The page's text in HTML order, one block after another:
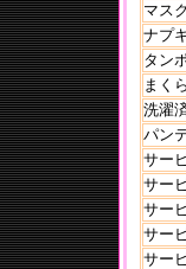
マス
ナプ
タン
まく
洗濯
パン
サー
サー
サー
サー
サー